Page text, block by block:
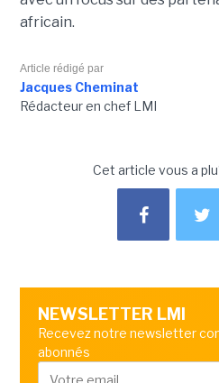
africain.
Article rédigé par
Jacques Cheminat
Rédacteur en chef LMI
Cet article vous a
NEWSLETTER LMI
Recevez notre newsletter
abonnés